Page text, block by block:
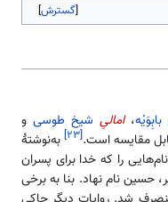
گسترش
،امالیِ شیخ طوسیو
مقایسه است.[۲۳]
به‌نوشتهٔ
را که خدا برای پسران
حسین نام نهاد. بنا به برخی